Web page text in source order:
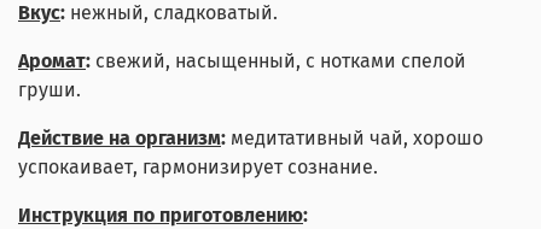
Вкус: нежный, сладковатый.
Аромат: свежий, насыщенный, с нотками спелой
груши.
Действие на организм: медитативный чай, хорошо
успокаивает, гармонизирует сознание.
Инструкция по приготовлению: